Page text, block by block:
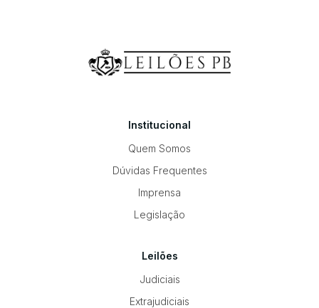
Institucional
Quem Somos
Dúvidas Frequentes
Imprensa
Legislação
Leilões
Judiciais
Extrajudiciais